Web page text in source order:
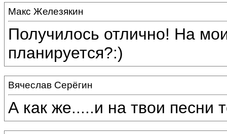
Макс Железякин
Получилось отлично! На
планируется?:)
Вячеслав Серёгин
А как же.....и на твои песни